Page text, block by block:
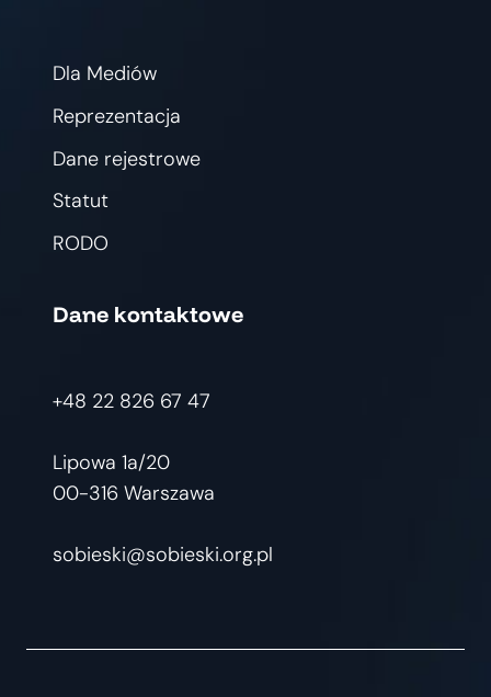
Dla Mediów
Reprezentacja
Dane rejestrowe
Statut
RODO
Dane kontaktowe
+48 22 826 67 47
Lipowa 1a/20
00-316 Warszawa
sobieski@sobieski.org.pl